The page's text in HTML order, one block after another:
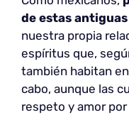
de estas
nuestra propia
espíritus que,
también habitan
cabo, aunque las
respeto y amor